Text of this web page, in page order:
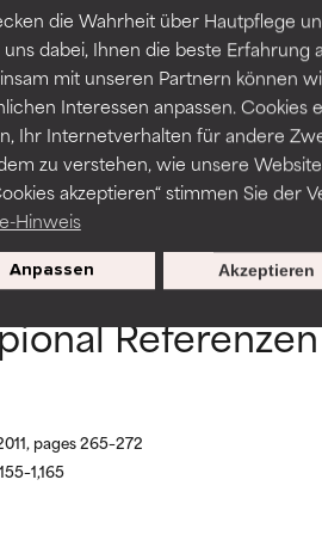
die Wahrheit über Hautpflege
dabei, Ihnen die beste Erfahrung
mit unseren Partnern können
Interessen anpassen. Cookies
Ihr Internetverhalten für andere
zu verstehen, wie unsere
akzeptieren“ stimmen Sie der
Hinweis
Anpassen Akzeptieren
ZURÜCK ZUR
Referenzen
pages 265–272
nicht irritierend, kann aber auch
die die Verwendbarkeit
von Hautreizungen. Das Risiko
kombiniert wird.
Entzündungen, Trockenheit etc.
hilfreich sein, schadet aber
Inhaltsstoff noch nicht eingestuft,
zu prüfen.
nicht irritierend, kann aber auch
die die Verwendbarkeit
von Hautreizungen. Das Risiko
kombiniert wird.
Entzündungen, Trockenheit etc.
hilfreich sein, schadet aber
Inhaltsstoff noch nicht eingestuft,
zu prüfen.